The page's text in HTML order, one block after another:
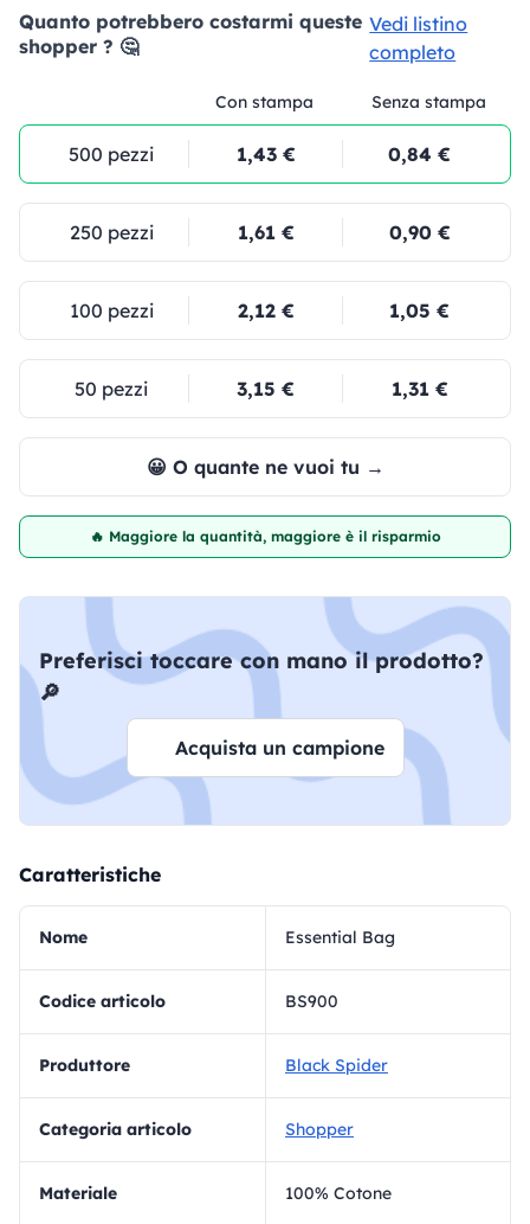
Quanto potrebbero costarmi queste
shopper ? 🤔
Vedi listino
completo
Con stampa Senza stampa
500 pezzi 1,43 € 0,84 €
250 pezzi 1,61 € 0,90 €
100 pezzi 2,12 € 1,05 €
50 pezzi 3,15 € 1,31 €
😀 O quante ne vuoi tu →
🔥 Maggiore la quantità, maggiore è il risparmio
Preferisci toccare con mano il prodotto?
🔎
Acquista un campione
Caratteristiche
Nome Essential Bag
Codice articolo BS900
Produttore Black Spider
Categoria articolo Shopper
materiale 100% Cotone